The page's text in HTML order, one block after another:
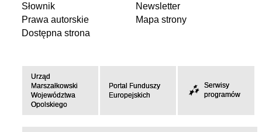
Słownik
Prawa autorskie
Dostępna strona
Newsletter
Mapa strony
Urząd
Marszałkowski
Województwa
Opolskiego
Portal Funduszy
Europejskich
Serwisy
programów